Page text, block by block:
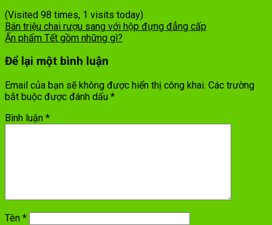
(Visited 98 times, 1 visits today)
Bán triệu chai rượu sang với hộp đựng đẳng cấp
Ấn phẩm Tết gồm những gì?
Để lại một bình luận
Email của bạn sẽ không được hiển thị công khai. Các trường
bắt buộc được đánh dấu *
Bình luận *
Tên *